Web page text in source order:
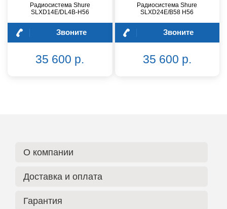
Радиосистема Shure
SLXD14E/DL4B-H56
Звоните
35 600 р.
Радиосистема Shure
SLXD24E/B58 H56
Звоните
35 600 р.
О компании
Доставка и оплата
Гарантия